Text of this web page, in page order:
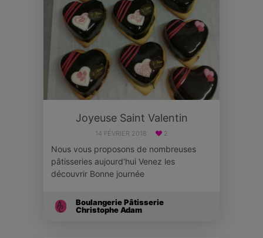
Joyeuse Saint Valentin
14 FÉVRIER 2018 2
Nous vous proposons de nombreuses
pâtisseries aujourd'hui Venez les
découvrir Bonne journée
Boulangerie Pâtisserie
Christophe Adam